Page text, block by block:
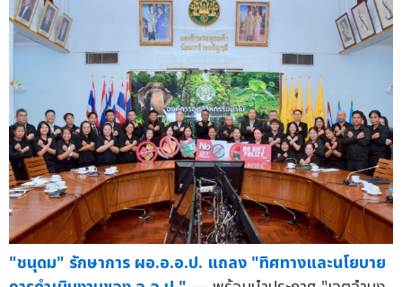
"ชนุดม" รักษาการ ผอ.อ.อ.ป. แถลง "ทิศทางและนโยบาย